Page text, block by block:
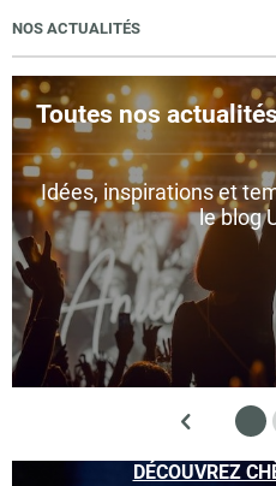
NOS ACTUALITÉS
Toutes nos
Idées, inspirations et
le blog
DÉCOUVREZ